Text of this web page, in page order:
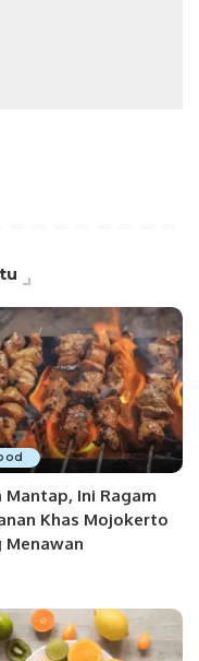
Mantap, Ini Ragam
Khas Mojokerto
Menawan